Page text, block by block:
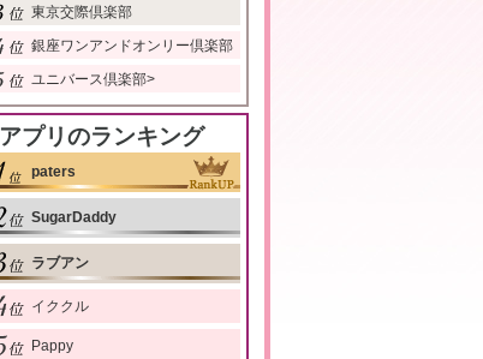
東京交際倶楽部
銀座ワンアンドオンリー倶楽部
ユニバース倶楽部>
アプリのランキング
paters
SugarDaddy
ラブアン
イククル
Pappy